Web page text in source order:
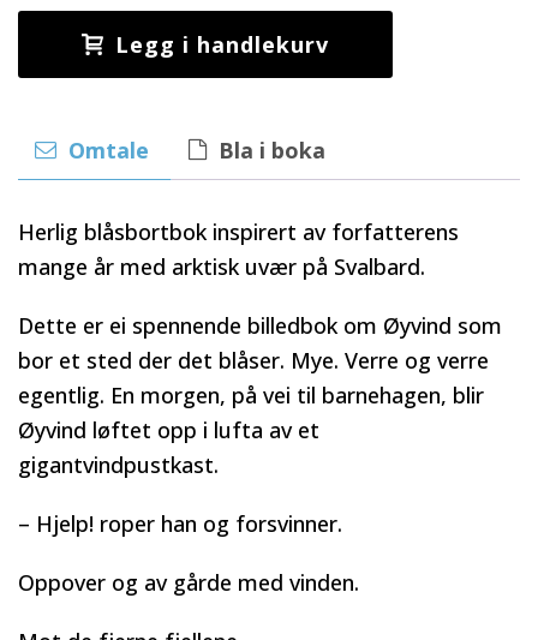
Legg i handlekurv
Omtale Bla i boka
Herlig blåsbortbok inspirert av forfatterens
mange år med arktisk uvær på Svalbard.
Dette er ei spennende billedbok om Øyvind som
bor et sted der det blåser. Mye. Verre og verre
egentlig. En morgen, på vei til barnehagen, blir
Øyvind løftet opp i lufta av et
gigantvindpustkast.
– Hjelp! roper han og forsvinner.
Oppover og av gårde med vinden.